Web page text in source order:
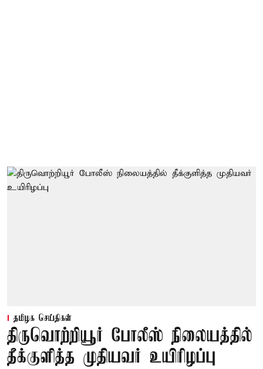
தமிழக செய்திகள்
திருவொற்றியூர் போலீஸ் நிலையத்தில்
தீக்குளித்த முதியவர் உயிரிழப்பு